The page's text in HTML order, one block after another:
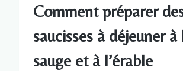
Comment préparer
saucisses à déjeuner à
sauge et à l’érable